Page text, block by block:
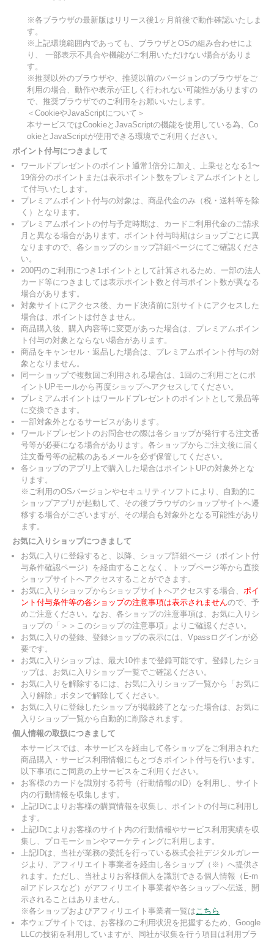
※各ブラウザの最新版はリリース後1ヶ月前後で動作確認いたしま
す。
※上記環境範囲内であっても、ブラウザとOSの組み合わせによ
り、 一部表示不具合や機能がご利用いただけない場合がありま
す。
※推奨以外のブラウザや、推奨以前のバージョンのブラウザをご
利用の場合、動作や表示が正しく行われない可能性がありますの
で、推奨ブラウザでのご利用をお願いいたします。
＜CookieやJavaScriptについて＞
本サービスではCookieとJavaScriptの機能を使用している為、Co
okieとJavaScriptが使用できる環境でご利用ください。
ポイント付与につきまして
ワールドプレゼントのポイント通常1倍分に加え、上乗せとなる1〜
19倍分のポイントまたは表示ポイント数をプレミアムポイントとし
て付与いたします。
プレミアムポイント付与の対象は、商品代金のみ（税・送料等を除
く）となります。
プレミアムポイントの付与予定時期は、カードご利用代金のご請求
月と異なる場合があります。ポイント付与時期はショップごとに異
なりますので、各ショップのショップ詳細ページにてご確認くださ
い。
200円のご利用につき1ポイントとして計算されるため、一部の法人
カード等につきましては表示ポイント数と付与ポイント数が異なる
場合があります。
対象サイトにアクセス後、カード決済前に別サイトにアクセスした
場合は、ポイントは付きません。
商品購入後、購入内容等に変更があった場合は、プレミアムポイン
ト付与の対象とならない場合があります。
商品をキャンセル・返品した場合は、プレミアムポイント付与の対
象となりません。
同一ショップで複数回ご利用される場合は、1回のご利用ごとにポ
イントUPモールから再度ショップへアクセスしてください。
プレミアムポイントはワールドプレゼントのポイントとして景品等
に交換できます。
一部対象外となるサービスがあります。
ワールドプレゼントのお問合せの際は各ショップが発行する注文番
号等が必要になる場合があります。各ショップからご注文後に届く
注文番号等の記載のあるメールを必ず保管してください。
各ショップのアプリ上で購入した場合はポイントUPの対象外とな
ります。
※ご利用のOSバージョンやセキュリティソフトにより、自動的に
ショップアプリが起動して、その後ブラウザのショップサイトへ遷
移する場合がございますが、その場合も対象外となる可能性があり
ます。
お気に入りショップにつきまして
お気に入りに登録すると、以降、ショップ詳細ページ（ポイント付
与条件確認ページ）を経由することなく、トップページ等から直接
ショップサイトへアクセスすることができます。
お気に入りショップからショップサイトへアクセスする場合、 ポイ
ント付与条件等の各ショップの注意事項は表示されませんので、予
めご注意ください。なお、各ショップの注意事項は、お気に入りシ
ョップの「＞＞このショップの注意事項」よりご確認ください。
お気に入りの登録、登録ショップの表示には、Vpassログインが必
要です。
お気に入りショップは、最大10件まで登録可能です。登録したショ
ップは、お気に入りショップ一覧でご確認ください。
お気に入りを解除するには、お気に入りショップ一覧から「お気に
入り解除」ボタンで解除してください。
お気に入りに登録したショップが掲載終了となった場合は、お気に
入りショップ一覧から自動的に削除されます。
個人情報の取扱につきまして
本サービスでは、本サービスを経由して各ショップをご利用された
商品購入・サービス利用情報にもとづきポイント付与を行います。
以下事項にご同意の上サービスをご利用ください。
お客様のカードを識別する符号（行動情報のID）を利用し、サイト
内の行動情報を収集します。
上記IDによりお客様の購買情報を収集し、ポイントの付与に利用し
ます。
上記IDによりお客様のサイト内の行動情報やサービス利用実績を収
集し、プロモーションやマーケティングに利用します。
上記IDは、当社が業務の委託を行っている株式会社デジタルガレー
ジより、アフィリエイト事業者を経由し各ショップ（※）へ提供さ
れます。ただし、当社よりお客様個人を識別できる個人情報（E-m
ailアドレスなど）がアフィリエイト事業者や各ショップへ伝送、開
示されることはありません。
※各ショップおよびアフィリエイト事業者一覧はこちら
本ウェブサイトでは、お客様のご利用状況を把握するため、Google
LLCの技術を利用していますが、同社が収集を行う項目は利用ブラ